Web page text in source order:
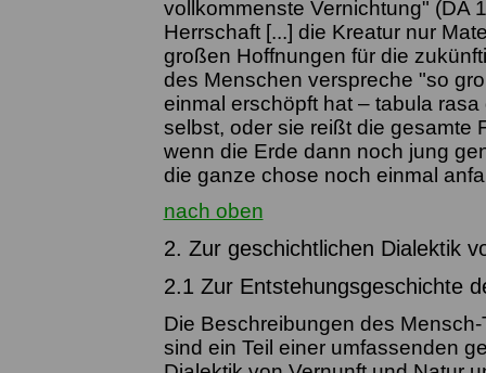
vollkommenste Vernichtung" (DA
Herrschaft [...] die Kreatur nur
großen Hoffnungen für die
des Menschen verspreche "so
einmal erschöpft hat – tabula
selbst, oder sie reißt die gesamte
wenn die Erde dann noch jung
die ganze chose noch einmal
nach oben
2. Zur geschichtlichen Dialektik
2.1 Zur Entstehungsgeschichte
Die Beschreibungen des
sind ein Teil einer umfassenden